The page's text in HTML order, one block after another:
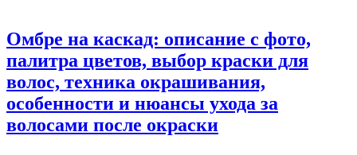
Омбре на каскад: описание с фото,
палитра цветов, выбор краски для
волос, техника окрашивания,
особенности и нюансы ухода за
волосами после окраски